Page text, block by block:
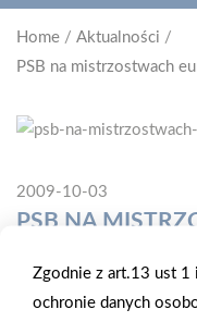
Home / Aktualności /
PSB na mistrzostwach
2009-10-03
PSB NA
Podczas Mistrzostw
Zgodnie z art.13 ust 1
ochronie danych